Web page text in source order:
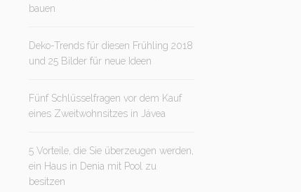
bauen
Deko-Trends für diesen Frühling 2018
und 25 Bilder für neue Ideen
Fünf Schlüsselfragen vor dem Kauf
eines Zweitwohnsitzes in Jávea
5 Vorteile, die Sie überzeugen werden,
ein Haus in Denia mit Pool zu
besitzen